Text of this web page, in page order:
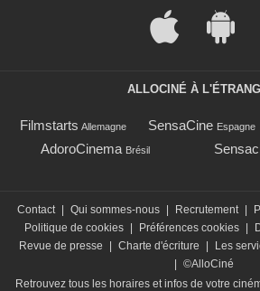
ALLOCINÉ À
Filmstarts Allemagne SensaCine Espagne
AdoroCinema Brésil
Contact Qui sommes-nous Recrutement
Politique de cookies
Préférences cookies
Revue de presse
Charte d'écriture Les
©AlloCiné
Retrouvez tous les horaires et infos de votre